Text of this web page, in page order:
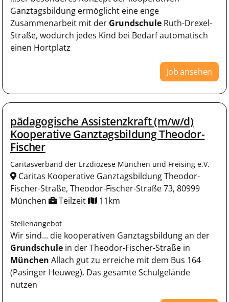
Ganztagsbildung ermöglicht eine enge
Zusammenarbeit mit der Grundschule Ruth-Drexel-
Straße, wodurch jedes Kind bei Bedarf automatisch
einen Hortplatz
Job ansehen
pädagogische Assistenzkraft (m/w/d)
Kooperative Ganztagsbildung Theodor-
Fischer
Caritasverband der Erzdiözese München und Freising e.V.
Caritas Kooperative Ganztagsbildung Theodor-
Fischer-Straße, Theodor-Fischer-Straße 73, 80999
München
Teilzeit 11km
Stellenangebot
Wir sind... die kooperativen Ganztagsbildung an der
Grundschule in der Theodor-Fischer-Straße in
München Allach gut zu erreiche mit dem Bus 164
(Pasinger Heuweg). Das gesamte Schulgelände
nutzen